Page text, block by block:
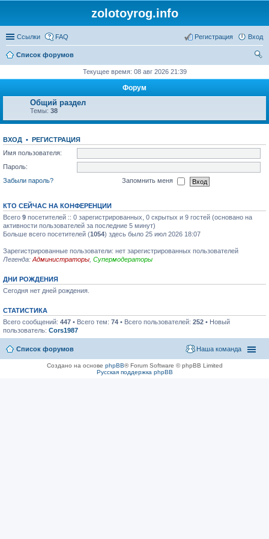
zolotoyrog.info
Ссылки FAQ Вход
Регистрация
Список форумов
Текущее время: 08 авг 2026 21:39
Форум
Общий раздел
Темы: 38
ВХОД • РЕГИСТРАЦИЯ
Имя пользователя:
Пароль:
Забыли пароль?
Запомнить меня
КТО СЕЙЧАС НА КОНФЕРЕНЦИИ
Всего 9 посетителей :: 0 зарегистрированных, 0 скрытых и 9 гостей (основано на
активности пользователей за последние 5 минут)
Больше всего посетителей (1054) здесь было 25 июл 2026 18:07
Зарегистрированные пользователи: нет зарегистрированных пользователей
Легенда: Администраторы Супермодераторы
ДНИ РОЖДЕНИЯ
Сегодня нет дней рождения.
СТАТИСТИКА
Всего сообщений: 447 • Всего тем: 74 • Всего пользователей: 252 • Новый
пользователь: Cors1987
Список форумов Наша команда
Создано на основе phpBB® Forum Software © phpBB Limited
Русская поддержка phpBB